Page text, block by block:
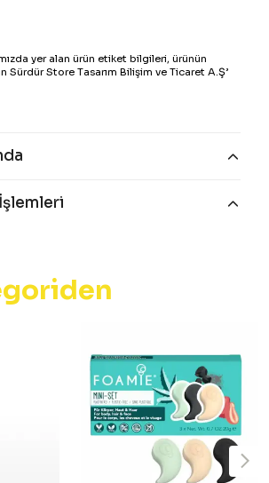
yer alan ürün etiket bilgileri, ürünün
Sürdür Store Tasarım Bilişim ve Ticaret A.Ş’